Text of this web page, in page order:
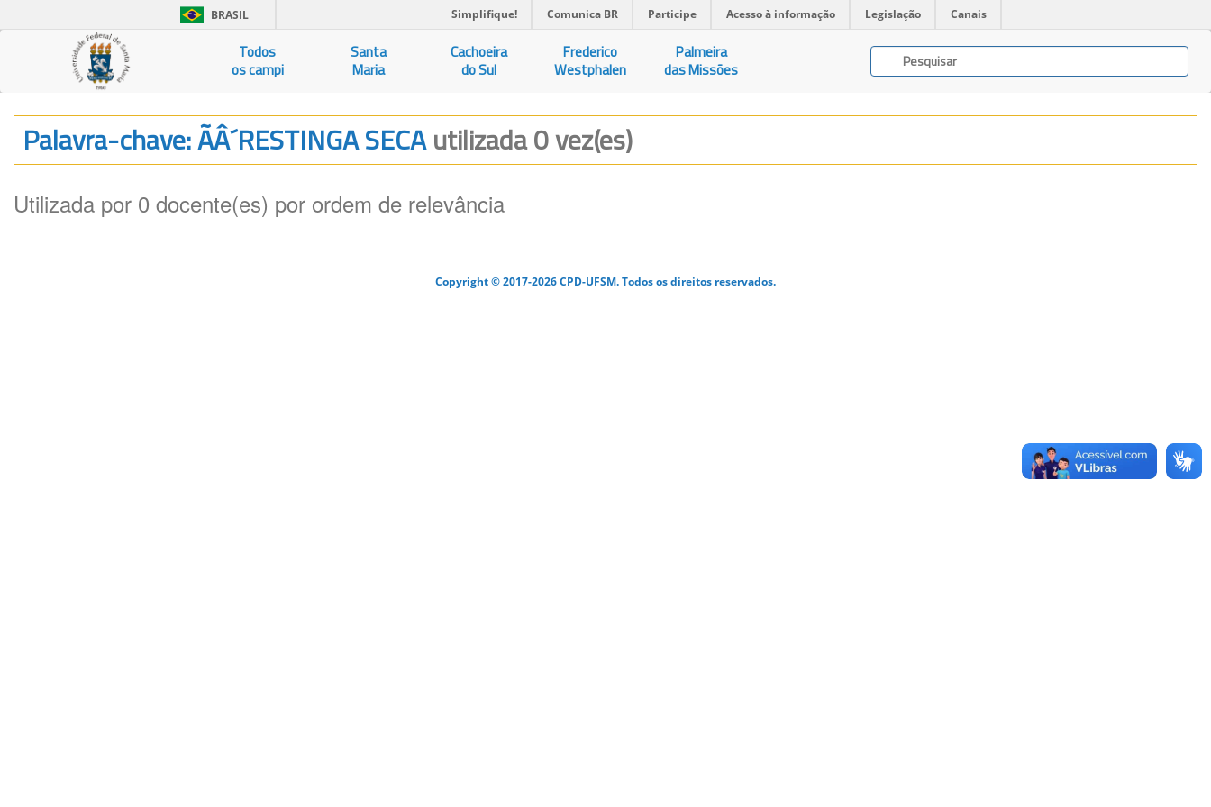
BRASIL Simplifique! Comunica BR Participe Acesso à informação Legislação Canais
Todos
os campi
Santa
Maria
Cachoeira
do Sul
Frederico
Westphalen
Palmeira
das Missões
Palavra-chave: ÃÂ´RESTINGA SECAutilizada 0 vez(es)
Utilizada por 0 docente(es) por ordem de relevância
Copyright © 2017-2026 CPD-UFSM. Todos os direitos reservados.